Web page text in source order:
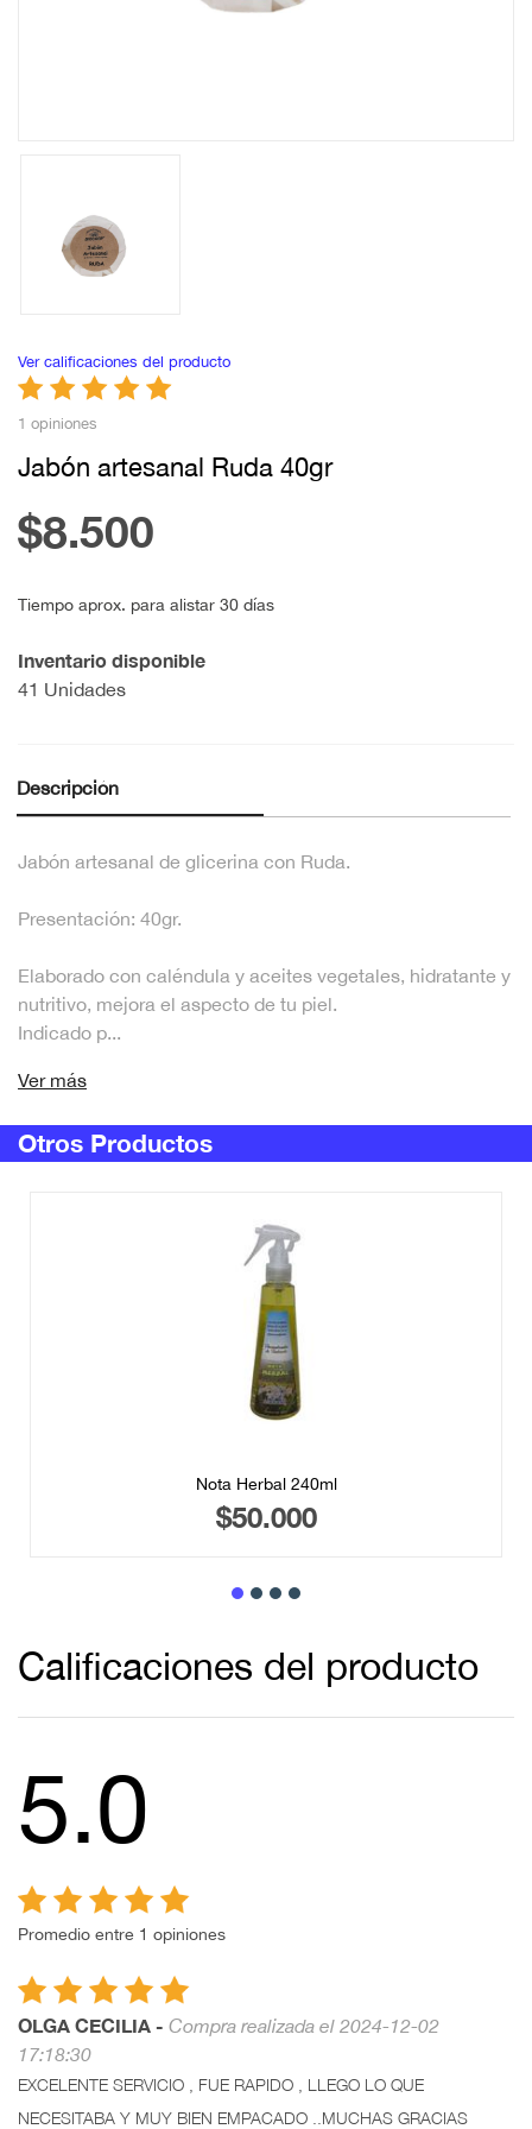
Ver calificaciones del producto
1 opiniones
Jabón artesanal Ruda 40gr
$8.500
Tiempo aprox. para alistar 30 días
Inventario disponible
41 Unidades
Descripción
Jabón artesanal de glicerina con Ruda.
Presentación: 40gr.
Elaborado con caléndula y aceites vegetales, hidratante y
nutritivo, mejora el aspecto de tu piel.
Indicado p...
Ver más
Otros Productos
Nota Herbal 240ml
$50.000
Calificaciones del producto
5.0
Promedio entre 1 opiniones
OLGA CECILIA - Compra realizada el 2024-12-02
17:18:30
EXCELENTE SERVICIO , FUE RAPIDO , LLEGO LO QUE
NECESITABA Y MUY BIEN EMPACADO ..MUCHAS GRACIAS